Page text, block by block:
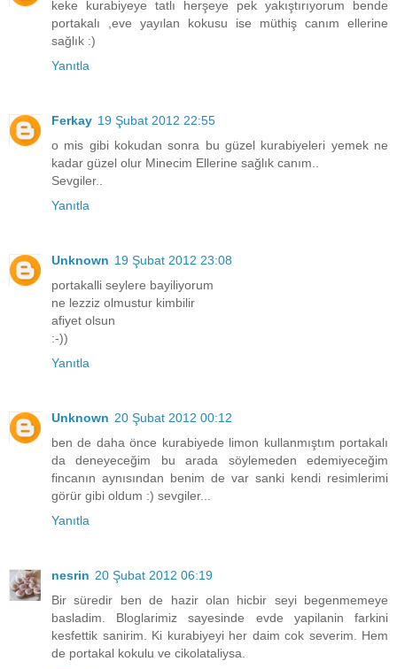
keke kurabiyeye tatlı herşeye pek yakıştırıyorum bende
portakalı ,eve yayılan kokusu ise müthiş canım ellerine
sağlık :)
Yanıtla
Ferkay 19 Şubat 2012 22:55
o mis gibi kokudan sonra bu güzel kurabiyeleri yemek ne
kadar güzel olur Minecim Ellerine sağlık canım..
Sevgiler..
Yanıtla
Unknown 19 Şubat 2012 23:08
portakalli seylere bayiliyorum
ne lezziz olmustur kimbilir
afiyet olsun
:-))
Yanıtla
Unknown 20 Şubat 2012 00:12
ben de daha önce kurabiyede limon kullanmıştım portakalı
da deneyeceğim bu arada söylemeden edemiyeceğim
fincanın aynısından benim de var sanki kendi resimlerimi
görür gibi oldum :) sevgiler...
Yanıtla
nesrin 20 Şubat 2012 06:19
Bir süredir ben de hazir olan hicbir seyi begenmemeye
basladim. Bloglarimiz sayesinde evde yapilanin farkini
kesfettik sanirim. Ki kurabiyeyi her daim cok severim. Hem
de portakal kokulu ve cikolataliysa.